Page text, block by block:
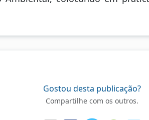
Gostou desta publicação?
Compartilhe com os outros.